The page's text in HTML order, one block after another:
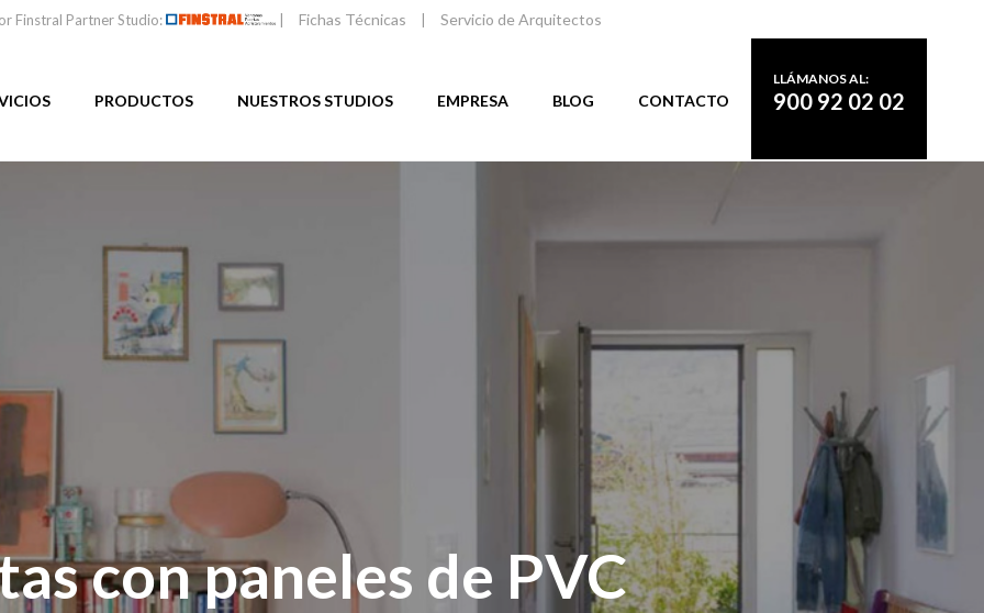
Finstral Partner Studio: Fichas Técnicas Servicio de Arquitectos
PRODUCTOS NUESTROS STUDIOS EMPRESA BLOG CONTACTO
LLÁMANOS AL:
900 92 02 02
con paneles de PVC